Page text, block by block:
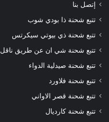
إتصل بنا
تتبع شحنة ذا بودي شوب
تتبع شحنة ذي بيوتي سيكرتس
تتبع شحنة شي ان عن طريق ناقل
تتبع شحنة صيدلية الدواء
تتبع شحنة فلاورد
تتبع شحنة قصر الاواني
تتبع شحنة كارديال